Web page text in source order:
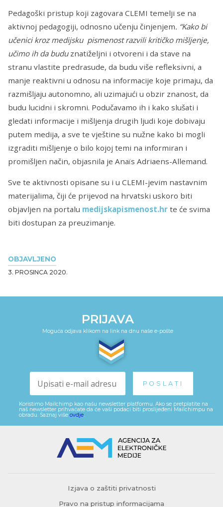
OBJAVLJENO
3. PROSINCA 2020.
Pedagoški pristup koji zagovara CLEMI temelji se na
aktivnoj pedagogiji, odnosno učenju činjenjem. “Kako bi
učenici kroz medijsku pismenost razvili kritičko mišljenje,
učimo ih da budu znatiželjni i otvoreni i da stave na
stranu vlastite predrasude, da budu više refleksivni, a
manje reaktivni u odnosu na informacije koje primaju, da
razmišljaju autonomno, ali uzimajući u obzir znanost, da
budu lucidni i skromni. Podučavamo ih i kako slušati i
gledati informacije i mišljenja drugih ljudi koje dobivaju
putem medija, a sve te vještine su nužne kako bi mogli
izgraditi mišljenje o bilo kojoj temi na informiran i
promišljen način, objasnila je Anaïs Adriaens-Allemand.
Sve te aktivnosti opisane su i u CLEMI-jevim nastavnim
materijalima, čiji će prijevod na hrvatski uskoro biti
objavljen na portalu medijskapismenost.hr te će svima
biti dostupan za preuzimanje.
PRIJAVA
Moguća odjava klikom na link na dnu naše e-pošte
Koristimo Mailchimp kao našu newsletter platformu. Ako se pretplatite na
naš newsletter prihvaćate da će vaši podaci biti proslijeđeni Mailchimpu na
obradu. Saznaj više ovdje.
Izjava o zaštiti privatnosti
Pravo na pristup informacijama